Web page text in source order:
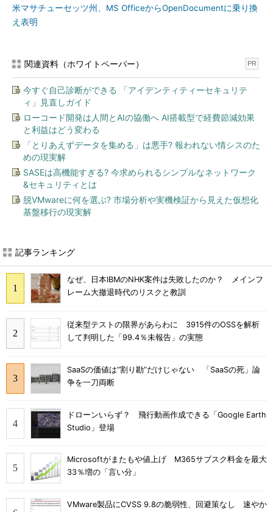
米マサチューセッツ州、MS OfficeからOpenDocumentに乗り換
え表明
関連資料（ホワイトペーパー） PR
今すぐ自己診断ができる 「アイデンティティーセキュリテ
ィ」見直しガイド
ローコード開発は人間とAIの協働へ AI搭載型で経費節減効果
と利益はどう変わる
「とりあえずデータを集める」は悪手? 報われない情シスのた
めの現実解
SASEは高機能すぎる? 今求められるシンプルなネットワーク
&セキュリティとは
脱VMwareに何を選ぶ? 市場分析や実機検証から見えた仮想化
基盤移行の現実解
記事ランキング
なぜ、日本IBMのNHK案件は失敗したのか？ メインフ
レーム大撤退時代のリスクと教訓
従来型テストの限界があらわに 3915件のOSSを解析
して判明した「99.4％未報告」の実態
SaaSの価値は“割り勘”だけじゃない 「SaaSの死」論
争を一刀両断
ドローンいらず？ 飛行動画作成できる「Google Earth
Studio」登場
Microsoftがまたもや値上げ M365サブスク料金を最大
33％増の「言い分」
VMware製品にCVSS 9.8の脆弱性、回避策なし 速やか